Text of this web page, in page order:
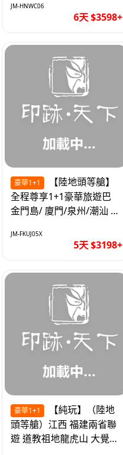
優質6天
JM-HNWC06
6天 $3598+
豪華1+1
全程尊享1+1豪華旅遊巴
金門島/ 廈門/泉州/潮汕 無
JM-FKUJ05X
5天 $3198+
豪華1+1
頭等艙）江西 福建兩省聯
遊 道教祖地龍虎山 大覺山